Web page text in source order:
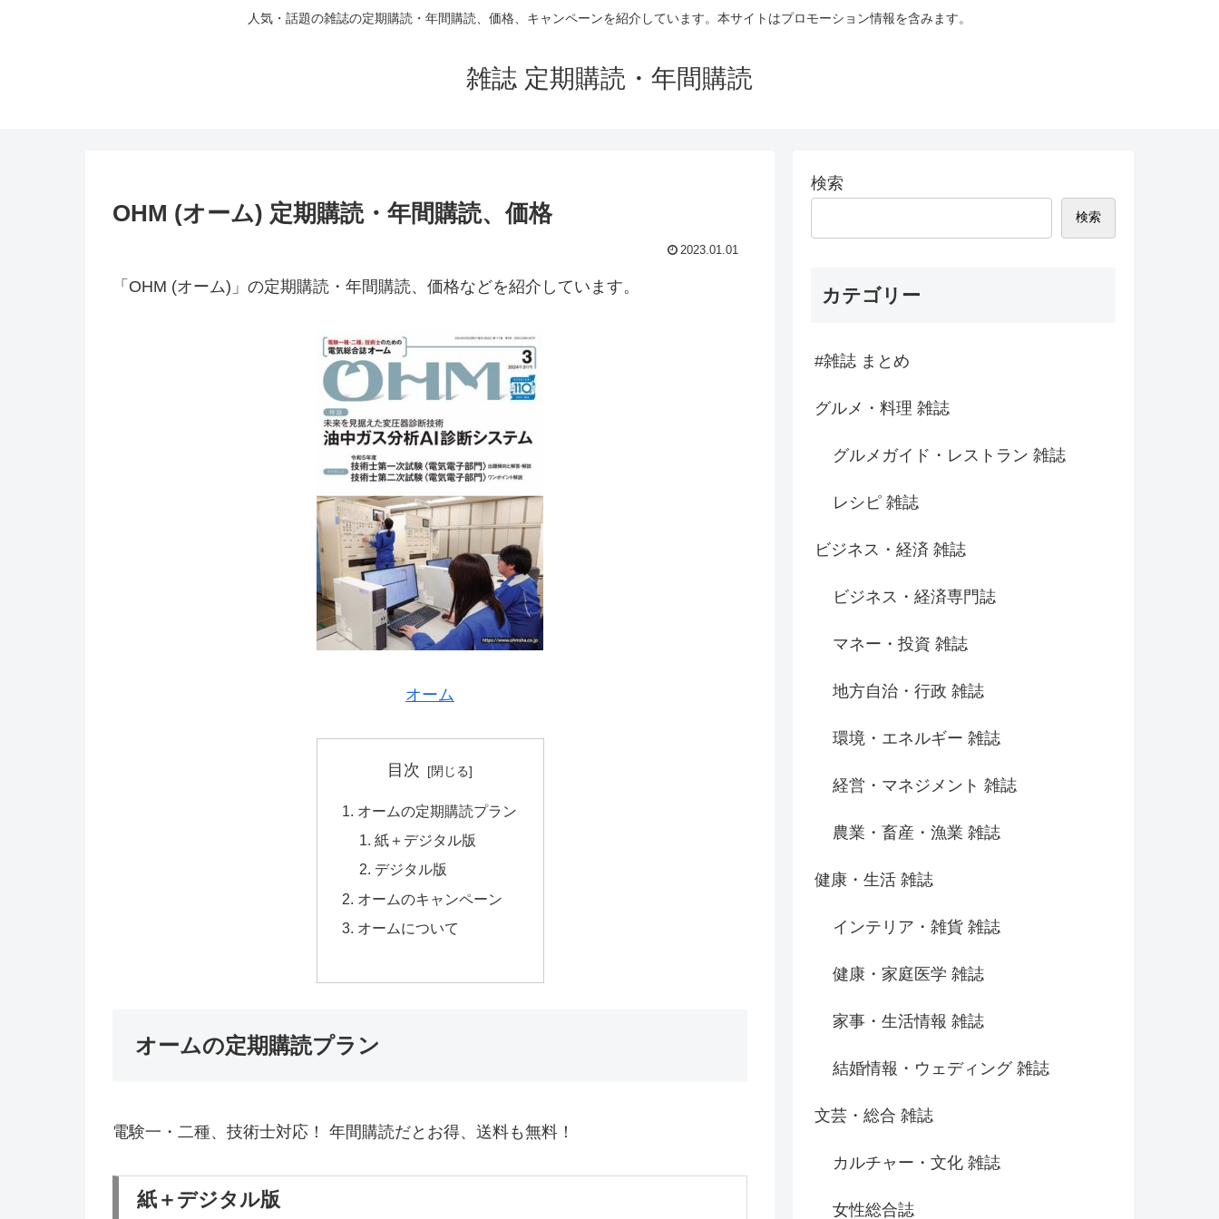
人気・話題の雑誌の定期購読・年間購読、価格、キャンペーンを紹介しています。本サイトはプロモーション情報を含みます。
雑誌 定期購読・年間購読
OHM (オーム) 定期購読・年間購読、価格
2023.01.01
「OHM (オーム)」の定期購読・年間購読、価格などを紹介しています。
オーム
目次
オームの定期購読プラン
紙＋デジタル版
デジタル版
オームのキャンペーン
オームについて
オームの定期購読プラン
電験一・二種、技術士対応！ 年間購読だとお得、送料も無料！
紙＋デジタル版
検索
検索
カテゴリー
#雑誌 まとめ
グルメ・料理 雑誌
グルメガイド・レストラン 雑誌
レシピ 雑誌
ビジネス・経済 雑誌
ビジネス・経済専門誌
マネー・投資 雑誌
地方自治・行政 雑誌
環境・エネルギー 雑誌
経営・マネジメント 雑誌
農業・畜産・漁業 雑誌
健康・生活 雑誌
インテリア・雑貨 雑誌
健康・家庭医学 雑誌
家事・生活情報 雑誌
結婚情報・ウェディング 雑誌
文芸・総合 雑誌
カルチャー・文化 雑誌
女性総合誌